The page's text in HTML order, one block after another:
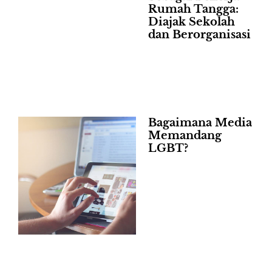
Rumah Tangga:
Diajak Sekolah
dan Berorganisasi
Bagaimana Media
Memandang
LGBT?